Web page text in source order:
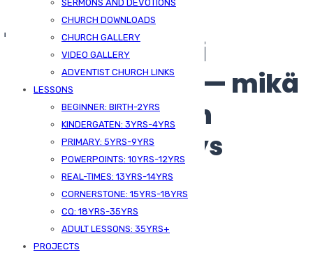
SERMONS AND DEVOTIONS
CHURCH DOWNLOADS
CHURCH GALLERY
VIDEO GALLERY
ADVENTIST CHURCH LINKS
LESSONS
BEGINNER: BIRTH-2YRS
KINDERGATEN: 3YRS-4YRS
PRIMARY: 5YRS-9YRS
POWERPOINTS: 10YRS-12YRS
REAL-TIMES: 13YRS-14YRS
CORNERSTONE: 15YRS-18YRS
CQ: 18YRS-35YRS
ADULT LESSONS: 35YRS+
PROJECTS
ja suomalaisen
tietoautomaati
vuorovaikutus — mikä
on yksitoimisen
kokonaiskehitys